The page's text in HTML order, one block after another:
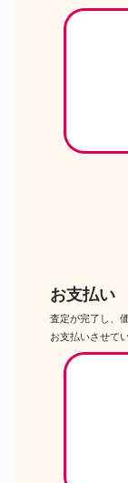
お支払い
査定が完了し、
お支払いさせて